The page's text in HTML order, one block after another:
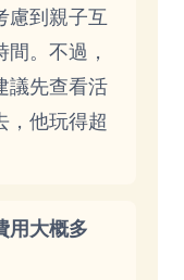
慮到親子互
。不過，
議先查看活
，他玩得超
用大概多